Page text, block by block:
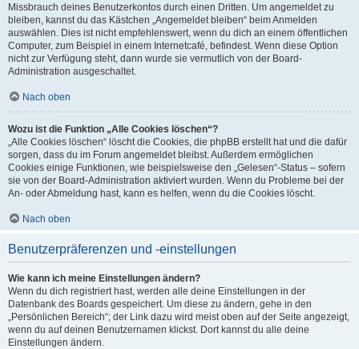
Missbrauch deines Benutzerkontos durch einen Dritten. Um angemeldet zu
bleiben, kannst du das Kästchen „Angemeldet bleiben“ beim Anmelden
auswählen. Dies ist nicht empfehlenswert, wenn du dich an einem öffentlichen
Computer, zum Beispiel in einem Internetcafé, befindest. Wenn diese Option
nicht zur Verfügung steht, dann wurde sie vermutlich von der Board-
Administration ausgeschaltet.
Nach oben
Wozu ist die Funktion „Alle Cookies löschen“?
„Alle Cookies löschen“ löscht die Cookies, die phpBB erstellt hat und die dafür
sorgen, dass du im Forum angemeldet bleibst. Außerdem ermöglichen
Cookies einige Funktionen, wie beispielsweise den „Gelesen“-Status – sofern
sie von der Board-Administration aktiviert wurden. Wenn du Probleme bei der
An- oder Abmeldung hast, kann es helfen, wenn du die Cookies löscht.
Nach oben
Benutzerpräferenzen und -einstellungen
Wie kann ich meine Einstellungen ändern?
Wenn du dich registriert hast, werden alle deine Einstellungen in der
Datenbank des Boards gespeichert. Um diese zu ändern, gehe in den
„Persönlichen Bereich“; der Link dazu wird meist oben auf der Seite angezeigt,
wenn du auf deinen Benutzernamen klickst. Dort kannst du alle deine
Einstellungen ändern.